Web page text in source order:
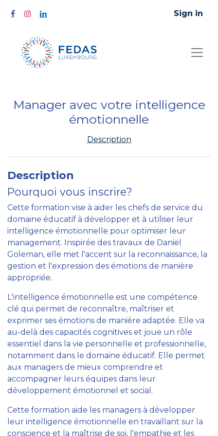
Sign in
Manager avec votre intelligence
émotionnelle
Description
Description
Pourquoi vous inscrire?
Cette formation vise à aider les chefs de service du
domaine éducatif à développer et à utiliser leur
intelligence émotionnelle pour optimiser leur
management. Inspirée des travaux de Daniel
Goleman, elle met l'accent sur la reconnaissance, la
gestion et l'expression des émotions de manière
appropriée.
L'intelligence émotionnelle est une compétence
clé qui permet de reconnaître, maîtriser et
exprimer ses émotions de manière adaptée. Elle va
au-delà des capacités cognitives et joue un rôle
essentiel dans la vie personnelle et professionnelle,
notamment dans le domaine éducatif. Elle permet
aux managers de mieux comprendre et
accompagner leurs équipes dans leur
développement émotionnel et social.
Cette formation aide les managers à développer
leur intelligence émotionnelle en travaillant sur la
conscience et la maîtrise de soi, l'empathie et les